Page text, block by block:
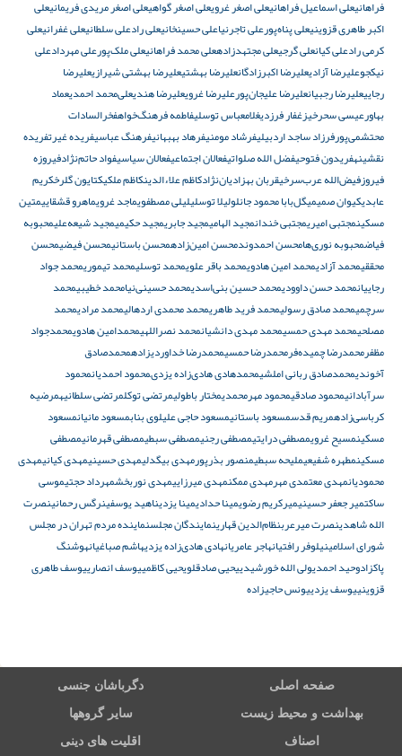
فراهانیعلی اسماعیل فراهانیعلی اصغر غرویعلی اصغر گواهیعلی اصغر مریدی فریمانیعلی
اکبر طاهری قزوینیعلی پناه‌پورعلی تاجرنیاعلی حسینخانیعلی رادعلی سلطانیعلی غفرانیعلی
کرمی رادعلی کیانعلی گرجیعلی مجتهدزادهعلی محمد فراهانیعلی ملک‌پورعلی مهردادعلی
نیکجوعلیرضا آزادیعلیرضا اکبرزادگانعلیرضا بهشتیعلیرضا بهشتی شیرازیعلیرضا
رجاییعلیرضا رجبیانعلیرضا علیجان‌پورعلیرضا غرویعلیرضا هندیعلی‌محمد احمدیعماد
بهاورعیسی سحرخیزغفار فرزدیغلامعباس توسلیفاطمه فرهنگ‌خواهفخرالسادات
محتشمی‌پورفرزاد ساجد اردبیلیفرشاد مومنیفرهاد بهبهانیفرهنگ عباسیفریده غیرتفریده
نقشینهفریدون فتوحیفضل الله صلواتیفعالان اجتماعیفعالان سیاسیفواد حاتم‌نژادفیروزه
فیروزفیض‌الله عرب‌سرخیقربان بهزادیان‌نژادکاظم علاءالدینکاظم ملکیکتایون گلرخکریم
عابدیکیوان صمیمیگل‌بابا محمود جانلولیلا توسلیلیلی مصطفویماجد غرویماهرو قشقاییمتین
مسکینمجتبی امیریمجتبی خندانمجید الهامیمجید جابریمجید حکیمیمجید شیعه‌علیمحبوبه
فیاضمحبوبه نوری‌هامحسن احمدوندمحسن امین‌زادهمحسن باستانیمحسن فیضیمحسن
محققیمحمد آزادیمحمد امین هادویمحمد باقر علویمحمد توسلیمحمد تیموریمحمد جواد
رجاییانمحمد حسن داوودیمحمد حسین بنی‌اسدیمحمد حسینی‌نیامحمد خطیبیمحمد
سرچمیمحمد صادق رسولیمحمد فرید طاهریمحمد محمدی اردهالیمحمد مرادیمحمد
مصلحیمحمد مهدی حمسیمحمد مهدی دانشیانمحمد نصراللهیمحمدامین هادویمحمدجواد
مظفرمحمدرضا چمیده‌فرمحمدرضا حمسیمحمدرضا خداوردیزادهمحمدصادق
آخوندیمحمدصادق ربانی املشیمحمدهادى هادی‌زاده يزدىمحمود احمدیانمحمود
سرآبادانیمحمود صادقیمحمود مهرمحمدیمختار باطولیمرتضی توکلمرتضی سلطانیهمرضیه
کرباسی‌زادهمریم قدسمسعود باستانیمسعود حاجی علیلوی بنابمسعود مانیانمسعود
مسکینمسیح غرویمصطفی درایتیمصطفی رجنیمصطفی سبطیمصطفی قهرمانیمصطفی
مسکینمطهره شفیعیملیحه سبطیمنصور بذرپورمهدی بیگدلیمهدی حسینیمهدی کیانیمهدی
محمودیانمهدی معتمدی مهرمهدی ممکنمهدی میرزاییمهدی نوربخشمهرداد حجتیموسی
ساکتمیر جعفر حسینیمیرکریم رضویمینا حدادیمینا یزدیناهید یوسفینرگس رحمانینصرت
الله شاهدینصرت میرعربنظام‌الدین قهارینمایندگان مجلسنماینده مردم تهران در مجلس
شورای اسلامینیلوفر رافتیانهاجر عامریانهادی هادی‌زاده یزدیهاشم صباغیانهوشنگ
پاکزادوحید احمدیولی الله خورشیدییحیی صادقلویحیی کاظمییوسف انصارییوسف طاهری
قزوینییوسف یزدییونس حاجیزاده
صفحه اصلی دگرباشان جنسی
بهداشت و محیط زیست سایر گروهها
اصناف اقلیت های دینی